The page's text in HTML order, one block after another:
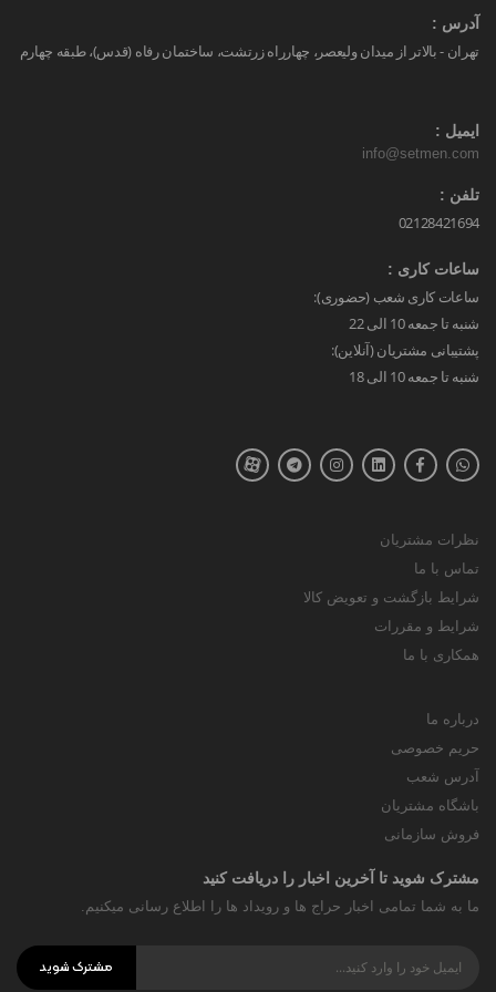
آدرس :
تهران - بالاتر از میدان ولیعصر، چهارراه زرتشت، ساختمان رفاه (قدس)، طبقه چهارم
ایمیل :
info@setmen.com
تلفن :
02128421694
ساعات کاری :
ساعات کاری شعب (حضوری):
شنبه تا جمعه 10 الی 22
پشتیبانی مشتریان (آنلاین):
شنبه تا جمعه 10 الی 18
نظرات مشتریان
تماس با ما
شرایط بازگشت و تعویض کالا
شرایط و مقررات
همکاری با ما
درباره ما
حریم خصوصی
آدرس شعب
باشگاه مشتریان
فروش سازمانی
مشترک شوید تا آخرین اخبار را دریافت کنید
ما به شما تمامی اخبار حراج ها و رویداد ها را اطلاع رسانی میکنیم.
مشترک شوید